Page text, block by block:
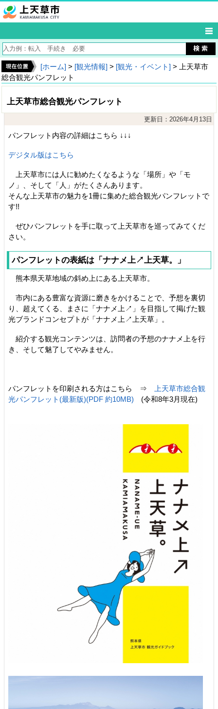
[ホーム] > [観光情報] > [観光・イベント] > 上天草市
総合観光パンフレット
上天草市総合観光パンフレット
更新日：2026年4月13日
パンフレット内容の詳細はこちら ↓↓↓
デジタル版はこちら
上天草市には人に勧めたくなるような「場所」や「モ
ノ」、そして「人」がたくさんあります。
そんな上天草市の魅力を1冊に集めた総合観光パンフレットで
す!!
ぜひパンフレットを手に取って上天草市を巡ってみてくだ
さい。
パンフレットの表紙は「ナナメ上↗上天草。」
熊本県天草地域の斜め上にある上天草市。
市内にある豊富な資源に磨きをかけることで、予想を裏切
り、超えてくる、まさに「ナナメ上↗」を目指して掲げた観
光ブランドコンセプトが「ナナメ上↗上天草」。
紹介する観光コンテンツは、訪問者の予想のナナメ上を行
き、そして魅了してやみません。
パンフレットを印刷される方はこちら ⇒
上天草市総合観
光パンフレット(最新版)(PDF 約10MB) (令和8年3月現在)